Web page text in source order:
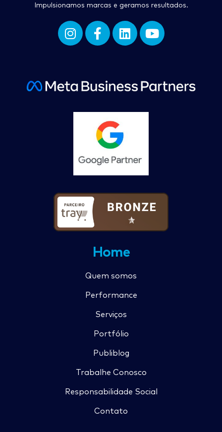
Impulsionamos marcas e geramos resultados.
Home
Quem somos
Performance
Serviços
Portfólio
Publiblog
Trabalhe Conosco
Responsabilidade Social
Contato